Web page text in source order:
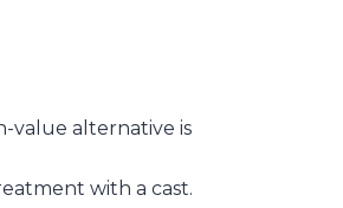
value alternative is
with a cast.